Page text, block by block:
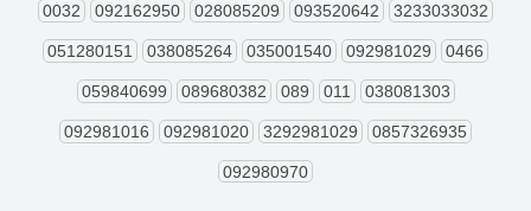
0032 092162950 028085209 093520642 3233033032
051280151 038085264 035001540 092981029 0466
059840699 089680382 089 011 038081303
092981016 092981020 3292981029 0857326935
092980970